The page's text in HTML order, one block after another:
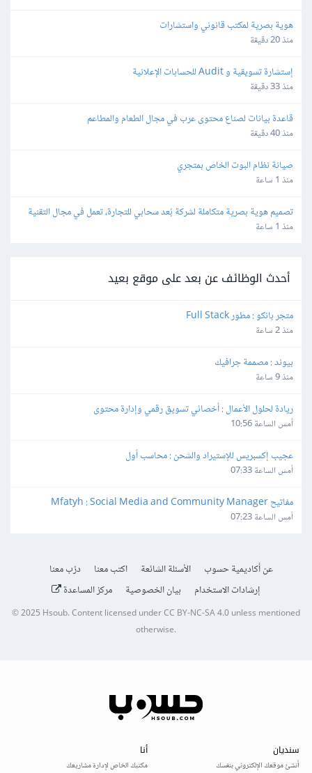
هوية بصرية لمكتب قانوني واستشارات
منذ 20 دقيقة
إستشارة تسويقية و Audit للحسابات الإعلانية
منذ 33 دقيقة
قاعدة بيانات لصناع محتوى عرب في مجال الطعام والمطاعم
منذ 40 دقيقة
صيانة نظام البوت الخاص بمتجري
منذ 1 ساعة
تصميم هوية بصرية متكاملة لشركة بُعد سحابي للتجارة، تعمل في مجال التقنية
منذ 1 ساعة
أحدث الوظائف عن بعد على موقع بعيد
متجر بانكو : مطور Full Stack
منذ 2 ساعة
بيوند : مصممة جرافيك
منذ 9 ساعة
ريادة لحلول الأعمال : أخصائي تسويق رقمي وإدارة محتوى
أمس الساعة 10:56
عجيب إكسبريس للإستيراد والشحن : محاسب أول
أمس الساعة 07:33
مفاتيح Mfatyh : Social Media and Community Manager
أمس الساعة 07:23
عن أكاديمية حسوب الأسئلة الشائعة اكتب معنا
درّب معنا
إرشادات الاستخدام
بيان الخصوصية مركز المساعدة
© 2025 Hsoub.Content licensed underCC BY-NC-SA 4.0unless mentioned
otherwise.